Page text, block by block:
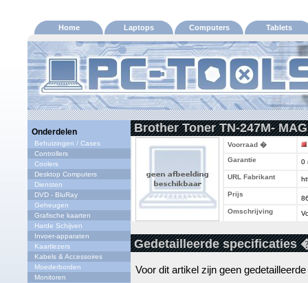
Home Laptops Computers Tablets
Onderdelen
Behuizingen / Cases
Controllers
Coolers
Desktop Computers
Diensten
DVD - BluRay
Geheugen
Grafische kaarten
Harde Schijven
Invoer-apparaten
Kaartlezers
Kabels & Accessoires
Moederborden
Monitoren
Brother Toner TN-247M-
Voorraad �
Garantie
0
URL Fabrikant
Prijs
Omschrijving
Gedetailleerde specificaties
Voor dit artikel zijn geen